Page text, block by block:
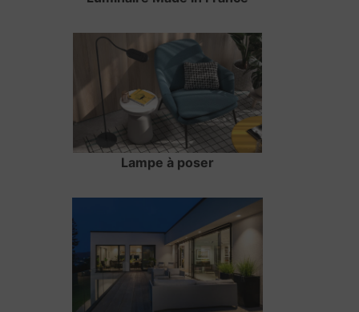
Lampe à poser